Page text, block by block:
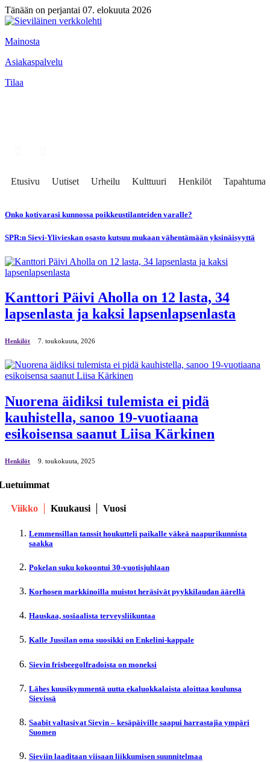
Tänään on perjantai 07. elokuuta 2026
Mainosta
Asiakaspalvelu
Tilaa
Etusivu Uutiset Urheilu Kulttuuri Henkilöt Tapahtumat
Onko kotivarasi kunnossa poikkeustilanteiden varalle?
SPR:n Sievi-Ylivieskan osasto kutsuu mukaan vähentämään yksinäisyyttä
Kanttori Päivi Aholla on 12 lasta, 34
lapsenlasta ja kaksi lapsenlapsenlasta
Henkilöt 7. toukokuuta, 2026
Nuorena äidiksi tulemista ei pidä
kauhistella, sanoo 19-vuotiaana
esikoisensa saanut Liisa Kärkinen
Henkilöt 9. toukokuuta, 2025
Viikko Kuukausi Vuosi
Lemmensillan tanssit houkutteli paikalle väkeä naapurikunnista
saakka
Pokelan suku kokoontui 30-vuotisjuhlaan
Korhosen markkinoilla muistot heräsivät pyykkilaudan äärellä
Hauskaa, sosiaalista terveysliikuntaa
Kalle Jussilan oma suosikki on Enkelini-kappale
Sievin frisbeegolfradoista on moneksi
Lähes kuusikymmentä uutta ekaluokkalaista aloittaa koulunsa
Sievissä
Saabit valtasivat Sievin – kesäpäiville saapui harrastajia ympäri
Suomen
Sieviin laaditaan viisaan liikkumisen suunnitelmaa